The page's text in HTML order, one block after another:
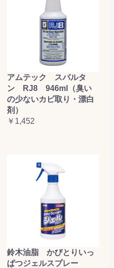
アムテック スパルタ
ン RJ8 946ml（臭い
の少ないカビ取り・漂白
剤）
￥1,452
鈴木油脂 かびとりいっ
ぱつジェルスプレー